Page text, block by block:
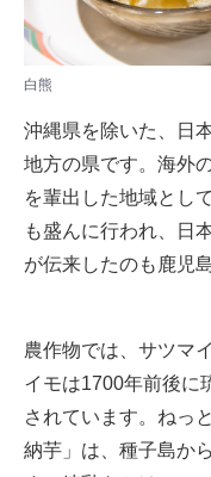
白熊
沖縄県を除いた、日
地方の県です。海外
を輩出した地域とし
も盛んに行われ、日
が伝来したのも鹿児
農作物では、サツマ
イモは1700年前後に
されています。ねっ
納芋」は、種子島か